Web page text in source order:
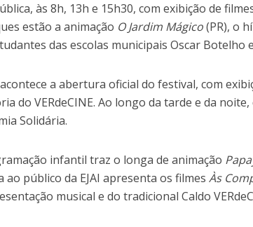
às 8h, 13h e 15h30, com exibição de
estão a animação O Jardim Mágico(PR), o
das escolas municipais Oscar Botelho
a abertura oficial do festival, com
do VERdeCINE. Ao longo da tarde e da
Solidária.
infantil traz o longa de animação
ao público da EJAI apresenta os filmesÀs
musical e do tradicional Caldo